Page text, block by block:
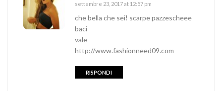
settembre 23, 2017 at 12:57 pm
che bella che sei! scarpe pazzescheee
baci
vale
http://www.fashionneed09.com
RISPONDI